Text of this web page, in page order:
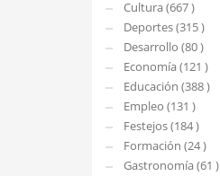
Cultura (667 )
Deportes (315 )
Desarrollo (80 )
Economía (121 )
Educación (388 )
Empleo (131 )
Festejos (184 )
Formación (24 )
Gastronomía (61 )